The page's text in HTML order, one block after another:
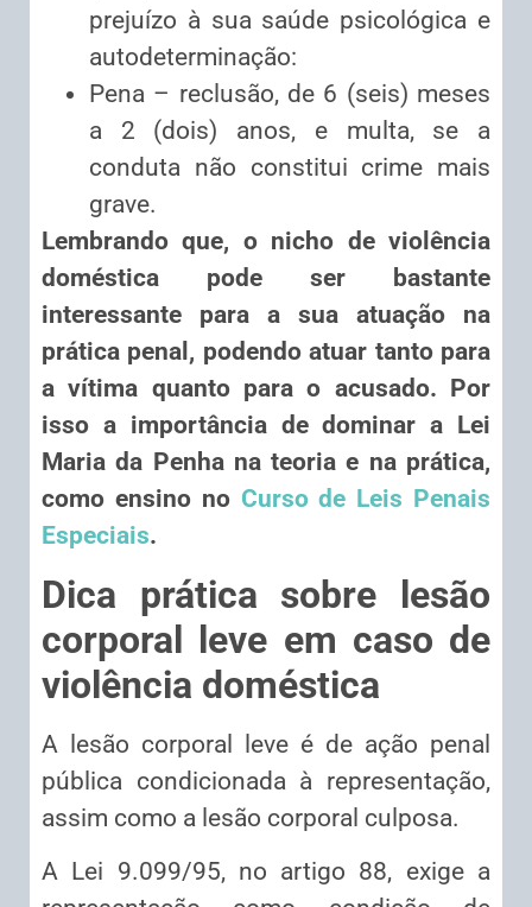
prejuízo à sua saúde psicológica e
autodeterminação:
Pena – reclusão, de 6 (seis) meses
a 2 (dois) anos, e multa, se a
conduta não constitui crime mais
grave.
Lembrando que, o nicho de violência
doméstica pode ser bastante
interessante para a sua atuação na
prática penal, podendo atuar tanto para
a vítima quanto para o acusado. Por
isso a importância de dominar a Lei
Maria da Penha na teoria e na prática,
como ensino no Curso de Leis Penais
Especiais.
Dica prática sobre lesão
corporal leve em caso de
violência doméstica
A lesão corporal leve é de ação penal
pública condicionada à representação,
assim como a lesão corporal culposa.
A Lei 9.099/95, no artigo 88, exige a